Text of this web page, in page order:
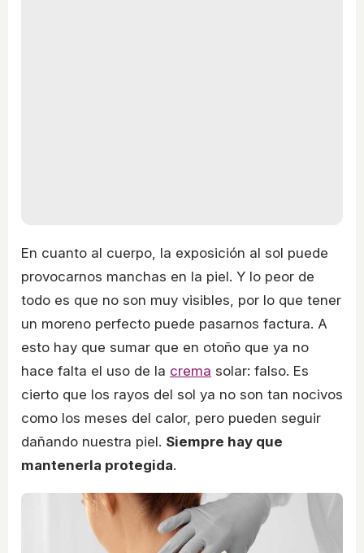
En cuanto al cuerpo, la exposición al sol puede
provocarnos manchas en la piel. Y lo peor de
todo es que no son muy visibles, por lo que tener
un moreno perfecto puede pasarnos factura. A
esto hay que sumar que en otoño que ya no
hace falta el uso de la crema solar: falso. Es
cierto que los rayos del sol ya no son tan nocivos
como los meses del calor, pero pueden seguir
dañando nuestra piel. Siempre hay que
mantenerla protegida.